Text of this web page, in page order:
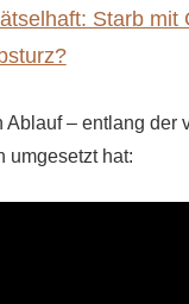
Starb mit
– entlang der
umgesetzt hat: